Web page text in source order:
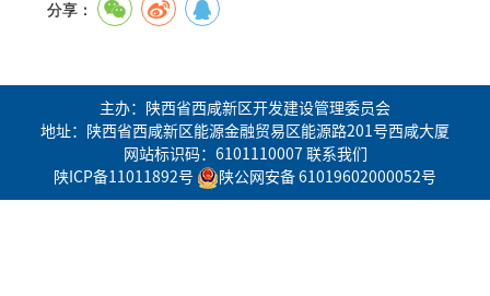
分享：
主办：陕西省西咸新区开发建设管理委员会
地址：陕西省西咸新区能源金融贸易区能源路201号西咸大厦
网站标识码：6101110007 联系我们
陕ICP备11011892号
陕公网安备 61019602000052号